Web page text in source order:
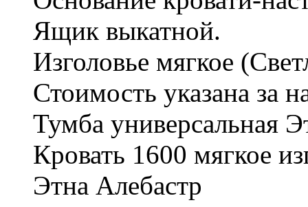
Ящик выкатной.
Изголовье мягкое
Стоимость указана за
Тумба универсальная
Кровать 1600 мягкое
Этна Алебастр